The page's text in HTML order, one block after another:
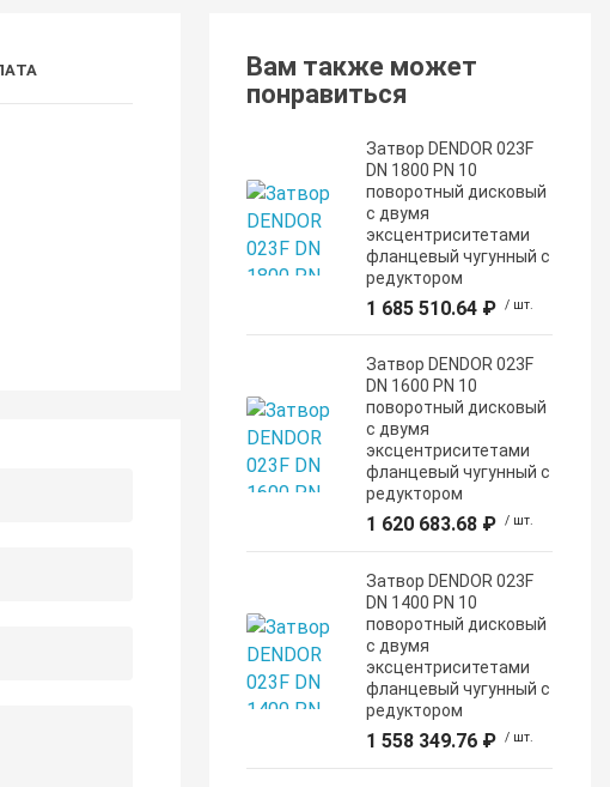
Вам также может
понравиться
Затвор DENDOR 023F
DN 1800 PN 10
поворотный дисковый
c двумя
эксцентриситетами
фланцевый чугунный с
редуктором
1 685 510.64 ₽ / шт.
Затвор DENDOR 023F
DN 1600 PN 10
поворотный дисковый
c двумя
эксцентриситетами
фланцевый чугунный с
редуктором
1 620 683.68 ₽ / шт.
Затвор DENDOR 023F
DN 1400 PN 10
поворотный дисковый
c двумя
эксцентриситетами
фланцевый чугунный с
редуктором
1 558 349.76 ₽ / шт.